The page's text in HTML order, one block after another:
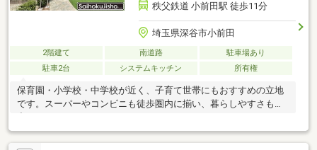
秩父鉄道 小前田駅 徒歩11分
埼玉県深谷市小前田
2階建て 南道路
駐車場あり
駐車2台
システムキッチン 所有権
保育園・小学校・中学校が近く、子育て世帯にもおすすめの立地
です。スーパーやコンビニも徒歩圏内に揃い、暮らしやすさも魅